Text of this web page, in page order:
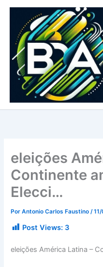
conteúdo
eleições
Continente
Elecci…
PorAntonio Carlos Faustino /
Post Views: 3
eleições América Latina –